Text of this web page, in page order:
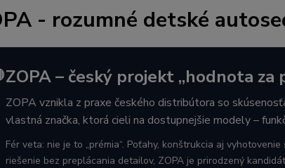
- rozumné detské
ZOPA – český projekt „hodnota
ZOPA vznikla z praxe českého distribútora so
vlastná značka, ktorá cieli na dostupnejšie modely –
Fér veta: nie je to „prémia“. Poťahy, konštrukcia aj
riešenie bez preplácania detailov, ZOPA je prirodzený